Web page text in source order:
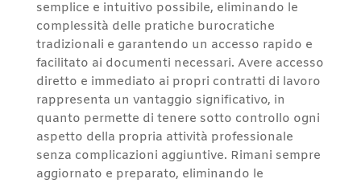
semplice e intuitivo possibile, eliminando le
complessità delle pratiche burocratiche
tradizionali e garantendo un accesso rapido e
facilitato ai documenti necessari. Avere accesso
diretto e immediato ai propri contratti di lavoro
rappresenta un vantaggio significativo, in
quanto permette di tenere sotto controllo ogni
aspetto della propria attività professionale
senza complicazioni aggiuntive. Rimani sempre
aggiornato e preparato, eliminando le